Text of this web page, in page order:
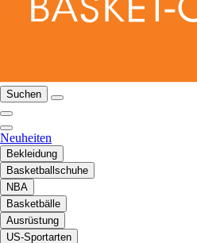
Suchen
Neuheiten
Bekleidung
Basketballschuhe
NBA
Basketbälle
Ausrüstung
US-Sportarten